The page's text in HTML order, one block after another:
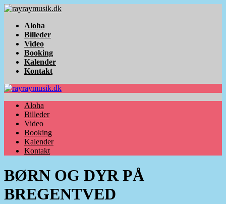
Aloha
Billeder
Video
Booking
Kalender
Kontakt
Aloha
Billeder
Video
Booking
Kalender
Kontakt
BØRN OG DYR PÅ
BREGENTVED